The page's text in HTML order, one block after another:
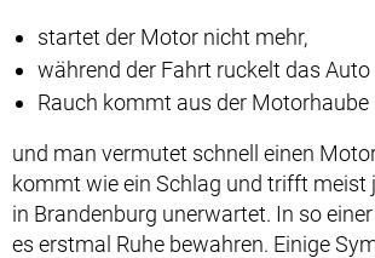
startet der Motor nicht mehr,
während der Fahrt ruckelt das Auto
Rauch kommt aus der Motorhaube
und man vermutet schnell einen
kommt wie ein Schlag und trifft meist
in Brandenburg unerwartet. In so
es erstmal Ruhe bewahren. Einige